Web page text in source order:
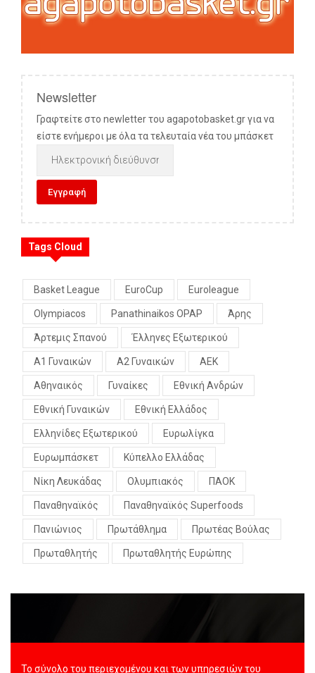
Newsletter
Γραφτείτε στο newletter του agapotobasket.gr για να
είστε ενήμεροι με όλα τα τελευταία νέα του μπάσκετ
Tags Cloud
Basket League EuroCup Euroleague
Olympiacos Panathinaikos OPAP Άρης
Άρτεμις Σπανού Έλληνες Εξωτερικού
Α1 Γυναικών Α2 Γυναικών ΑΕΚ
Αθηναικός Γυναίκες Εθνική Ανδρών
Εθνική Γυναικών Εθνική Ελλάδος
Ελληνίδες Εξωτερικού Ευρωλίγκα
Ευρωμπάσκετ Κύπελλο Ελλάδας
Νίκη Λευκάδας Ολυμπιακός ΠΑΟΚ
Παναθηναϊκός Παναθηναϊκός Superfoods
Πανιώνιος Πρωτάθλημα Πρωτέας Βούλας
Πρωταθλητής Πρωταθλητής Ευρώπης
Το σύνολο του περιεχομένου και των υπηρεσιών του